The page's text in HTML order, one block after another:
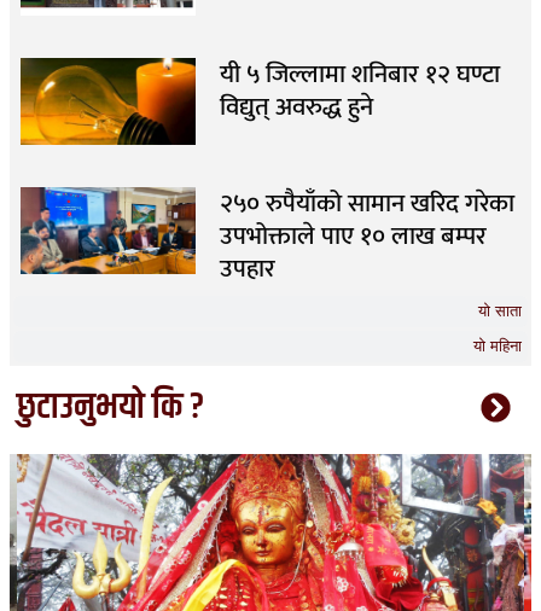
यो साता
यो महिना
यी ५ जिल्लामा शनिबार १२ घण्टा
विद्युत् अवरुद्ध हुने
२५० रुपैयाँको सामान खरिद गरेका
उपभोक्ताले पाए १० लाख बम्पर
उपहार
छुटाउनुभयो कि ?